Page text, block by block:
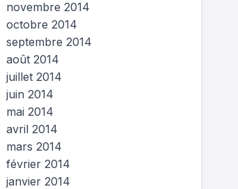
novembre 2014
octobre 2014
septembre 2014
août 2014
juillet 2014
juin 2014
mai 2014
avril 2014
mars 2014
février 2014
janvier 2014